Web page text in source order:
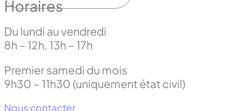
Horaires
Du lundi au vendredi
8h – 12h, 13h – 17h
Premier samedi du mois
9h30 – 11h30 (uniquement état civil)
Nous contacter